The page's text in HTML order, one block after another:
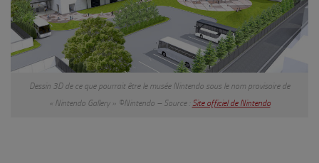
Dessin 3D de ce que pourrait être le musée Nintendo sous le nom provisoire de
« Nintendo Gallery » ©Nintendo – Source : Site officiel de Nintendo